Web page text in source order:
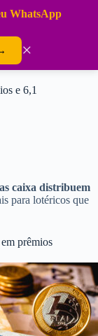
WhatsApp
×
e 6,1
caixa distribuem
para lotéricos que
prêmios